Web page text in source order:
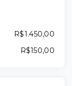
R$1.450,00
R$150,00